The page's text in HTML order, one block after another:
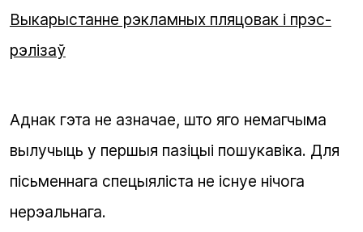
Выкарыстанне рэкламных пляцовак і прэс-
рэлізаў
Аднак гэта не азначае, што яго немагчыма
вылучыць у першыя пазіцыі пошукавіка. Для
пісьменнага спецыяліста не існуе нічога
нерэальнага.